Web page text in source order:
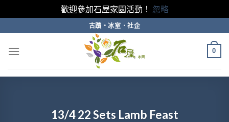
歡迎參加石屋家園活動！ 忽略
to
content
古蹟・冰室．社企
0
13/4 22 Sets Lamb Feast